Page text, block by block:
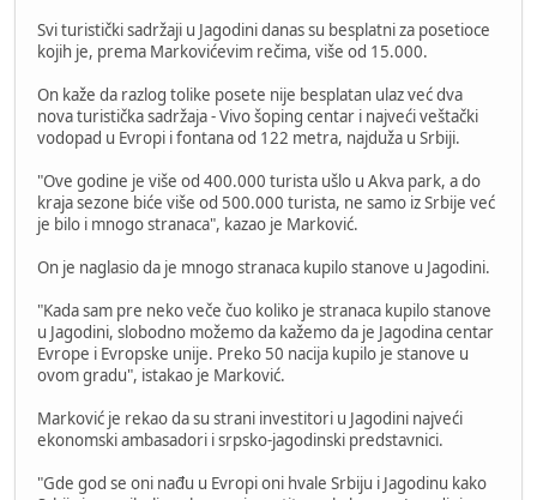
Svi turistički sadržaji u Jagodini danas su besplatni za posetioce
kojih je, prema Markovićevim rečima, više od 15.000.
On kaže da razlog tolike posete nije besplatan ulaz već dva
nova turistička sadržaja - Vivo šoping centar i najveći veštački
vodopad u Evropi i fontana od 122 metra, najduža u Srbiji.
"Ove godine je više od 400.000 turista ušlo u Akva park, a do
kraja sezone biće više od 500.000 turista, ne samo iz Srbije već
je bilo i mnogo stranaca", kazao je Marković.
On je naglasio da je mnogo stranaca kupilo stanove u Jagodini.
"Kada sam pre neko veče čuo koliko je stranaca kupilo stanove
u Jagodini, slobodno možemo da kažemo da je Jagodina centar
Evrope i Evropske unije. Preko 50 nacija kupilo je stanove u
ovom gradu", istakao je Marković.
Marković je rekao da su strani investitori u Jagodini najveći
ekonomski ambasadori i srpsko-jagodinski predstavnici.
"Gde god se oni nađu u Evropi oni hvale Srbiju i Jagodinu kako